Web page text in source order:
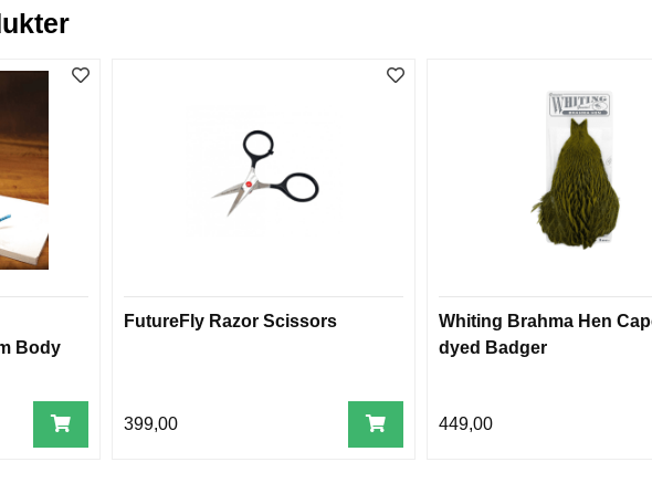
Body
FutureFly Razor Scissors
399,00
Whiting Brahma Hen
dyed Badger
449,00